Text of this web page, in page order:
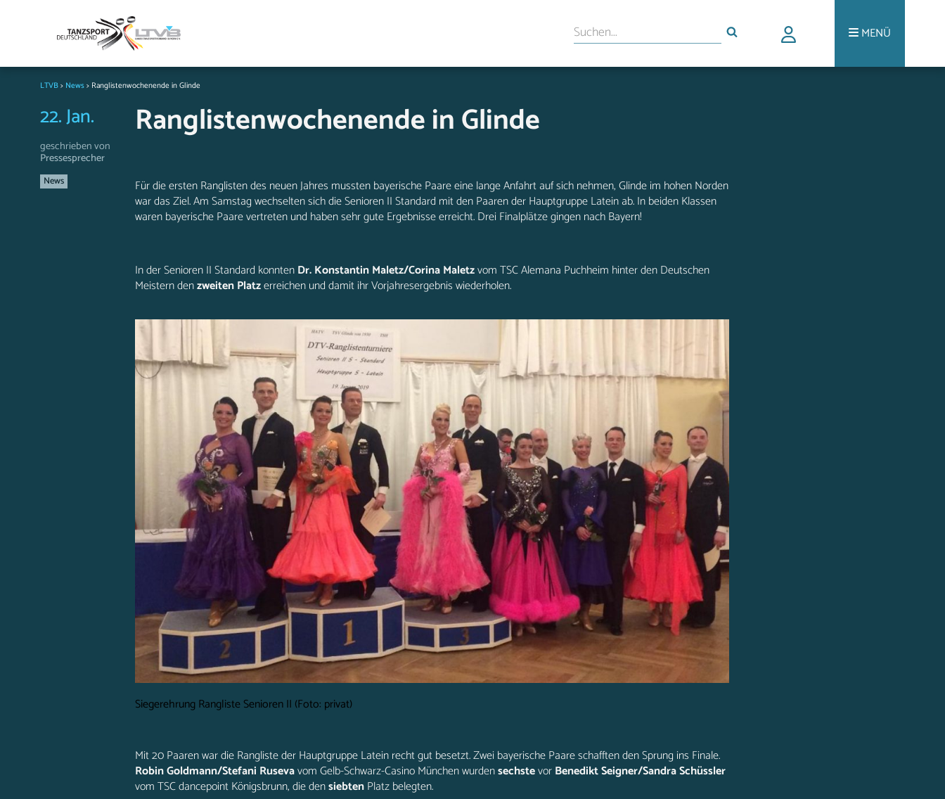
MENÜ
LTVB> News> Ranglistenwochenende in Glinde
22. Jan.
geschrieben von
Pressesprecher
News
Ranglistenwochenende in Glinde
Für die ersten Ranglisten des neuen Jahres mussten bayerische Paare eine lange Anfahrt auf sich nehmen, Glinde im hohen Norden
war das Ziel. Am Samstag wechselten sich die Senioren II Standard mit den Paaren der Hauptgruppe Latein ab. In beiden Klassen
waren bayerische Paare vertreten und haben sehr gute Ergebnisse erreicht. Drei Finalplätze gingen nach Bayern!
In der Senioren II Standard konntenDr. Konstantin Maletz/Corina Maletzvom TSC Alemana Puchheim hinter den Deutschen
Meistern denzweiten Platzerreichen und damit ihr Vorjahresergebnis wiederholen.
Siegerehrung Rangliste Senioren II (Foto: privat)
Mit 20 Paaren war die Rangliste der Hauptgruppe Latein recht gut besetzt. Zwei bayerische Paare schafften den Sprung ins Finale.
Robin Goldmann/Stefani Rusevavom Gelb-Schwarz-Casino München wurdensechstevorBenedikt Seigner/Sandra Schüssler
vom TSC dancepoint Königsbrunn, die densiebtenPlatz belegten.